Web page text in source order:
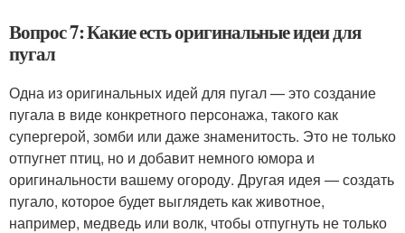
Вопрос 7: Какие есть оригинальные идеи для
пугал
Одна из оригинальных идей для пугал — это создание
пугала в виде конкретного персонажа, такого как
супергерой, зомби или даже знаменитость. Это не только
отпугнет птиц, но и добавит немного юмора и
оригинальности вашему огороду. Другая идея — создать
пугало, которое будет выглядеть как животное,
например, медведь или волк, чтобы отпугнуть не только